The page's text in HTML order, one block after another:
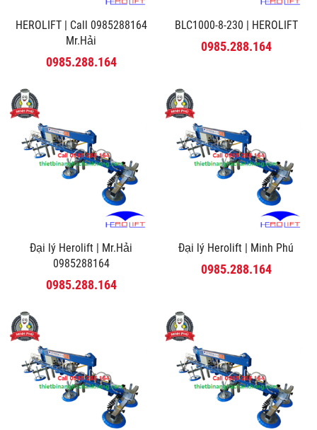
HEROLIFT | Call 0985288164
Mr.Hải
0985.288.164
BLC1000-8-230 | HEROLIFT
0985.288.164
Đại lý Herolift | Mr.Hải
0985288164
0985.288.164
Đại lý Herolift | Minh Phú
0985.288.164